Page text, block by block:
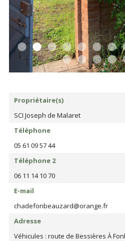
Propriétaire(s)
SCI Joseph de Malaret
Téléphone
05 61 09 57 44
Téléphone 2
06 11 14 10 70
E-mail
chadefonbeauzard@orange.fr
Adresse
Véhicules : route de Bessières À